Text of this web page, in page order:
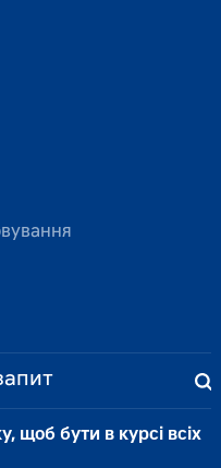
щоб бути в курсі всіх